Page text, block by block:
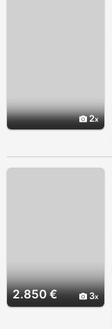
2
2.850 € 3